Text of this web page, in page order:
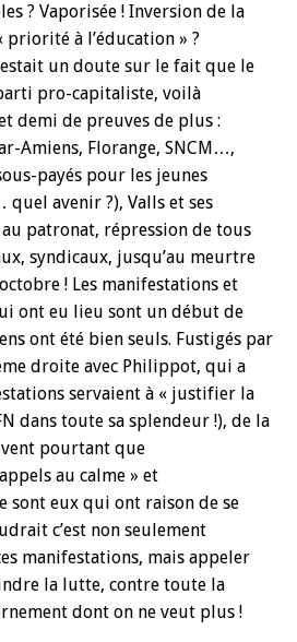
? Vaporisée ! Inversion de la
priorité à l’éducation » ?
un doute sur le fait que le
pro-capitaliste, voilà
demi de preuves de plus :
Amiens, Florange, SNCM…,
payés pour les jeunes
quel avenir ?), Valls et ses
patronat, répression de tous
syndicaux, jusqu’au meurtre
! Les manifestations et
ont eu lieu sont un début de
ont été bien seuls. Fustigés par
droite avec Philippot, qui a
servaient à « justifier la
dans toute sa splendeur !), de la
pourtant que
au calme » et
sont eux qui ont raison de se
c’est non seulement
manifestations, mais appeler
la lutte, contre toute la
dont on ne veut plus !